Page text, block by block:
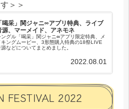
＞＞
「喝采」関ジャニ∞アプリ特典、ライブ
源、マーメイド、アネモネ
ングル「喝采」関ジャニ∞アプリ限定特典、メ
キングムービー、3形態購入特典の18祭LIVE
源などについてまとめました。
2022.08.01
FESTIVAL 2022